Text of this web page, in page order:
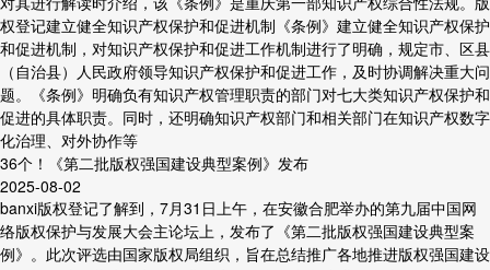
权登记建立健全知识产权保护和促进机制《条例》建立健全知识产权保护
和促进机制，对知识产权保护和促进工作机制进行了明确，规定市、区县
（自治县）人民政府领导知识产权保护和促进工作，及时协调解决重大问
题。《条例》明确负有知识产权管理职责的部门对七大类知识产权保护和
促进的具体职责。同时，还明确知识产权部门和相关部门在知识产权数字
化治理、对外协作等
36个！《第二批版权强国建设典型案例》发布
2025-08-02
banxi版权登记了解到，7月31日上午，在安徽合肥举办的第九届中国网
络版权保护与发展大会主论坛上，发布了《第二批版权强国建设典型案
例》。此次评选由国家版权局组织，旨在总结推广各地推进版权强国建设